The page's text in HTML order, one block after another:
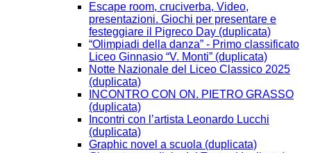
Escape room, cruciverba, Video,
presentazioni. Giochi per presentare e
festeggiare il Pigreco Day (duplicata)
“Olimpiadi della danza” - Primo classificato
Liceo Ginnasio “V. Monti” (duplicata)
Notte Nazionale del Liceo Classico 2025
(duplicata)
INCONTRO CON ON. PIETRO GRASSO
(duplicata)
Incontri con l’artista Leonardo Lucchi
(duplicata)
Graphic novel a scuola (duplicata)